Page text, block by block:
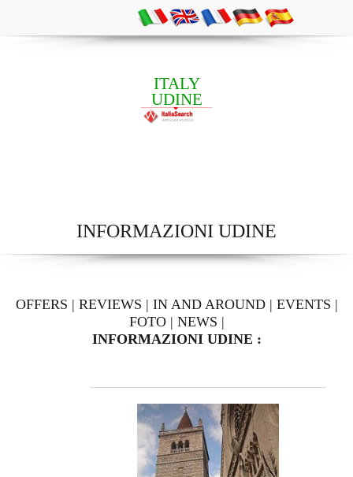
ITALY
UDINE
INFORMAZIONI UDINE
OFFERS | REVIEWS | IN AND AROUND| EVENTS |
FOTO| NEWS |
INFORMAZIONI UDINE :